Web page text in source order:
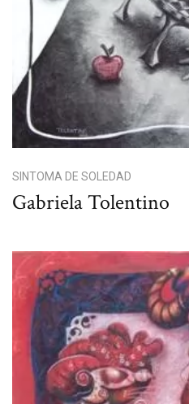
SINTOMA DE SOLEDAD
Gabriela Tolentino